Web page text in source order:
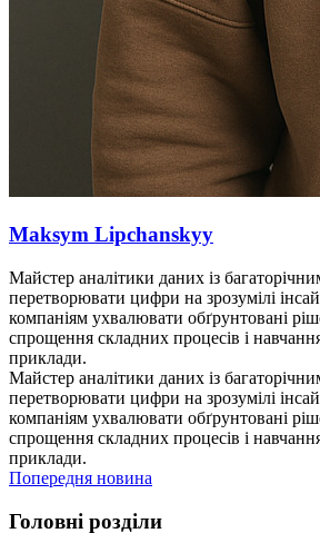
Maksym Lipchanskyy
Майстер аналітики даних із
перетворювати цифри на зрозумілі
компаніям ухвалювати обґрунтовані
спрощення складних процесів і
приклади.
Майстер аналітики даних із
перетворювати цифри на зрозумілі
компаніям ухвалювати обґрунтовані
спрощення складних процесів і
приклади.
Попередня новина
Головні розділи